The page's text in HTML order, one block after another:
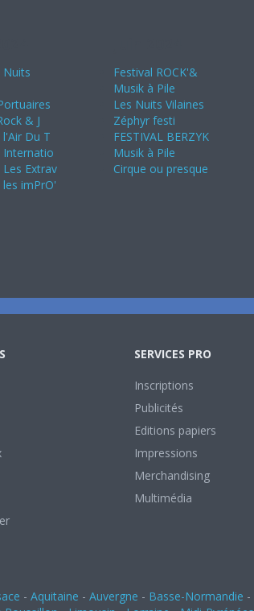
Nuits
& J
l'Air Du T
Internatio
Les Extrav
les imPrO'
Festival ROCK'&
Musik à Pile
Les Nuits Vilaines
Zéphyr festi
FESTIVAL BERZYK
Musik à Pile
Cirque ou presque
SERVICES PRO
Inscriptions
Publicités
Editions papiers
Impressions
Merchandising
Multimédia
- Aquitaine - Auvergne - Basse-Normandie -